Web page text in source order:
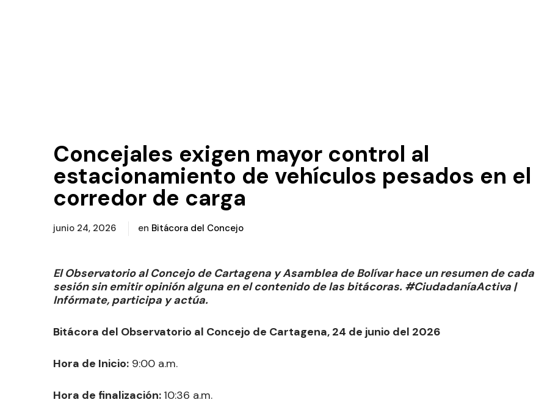
Concejales exigen mayor control al
estacionamiento de vehículos pesados en el
corredor de carga
junio 24, 2026 en Bitácora del Concejo
El Observatorio al Concejo de Cartagena y Asamblea de Bolívar hace un resumen de cada
sesión sin emitir opinión alguna en el contenido de las bitácoras. #CiudadaníaActiva |
Infórmate, participa y actúa.
Bitácora del Observatorio al Concejo de Cartagena, 24 de junio del 2026
Hora de Inicio: 9:00 a.m.
Hora de finalización: 10:36 a.m.